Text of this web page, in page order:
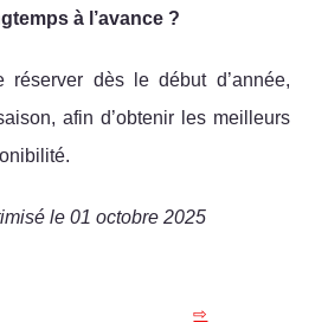
à l’avance ?
réserver dès le début d’année,
afin d’obtenir les meilleurs
le 01 octobre 2025